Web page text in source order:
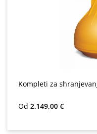
Kompleti za
Redna cena:
Od 2.149,00 €